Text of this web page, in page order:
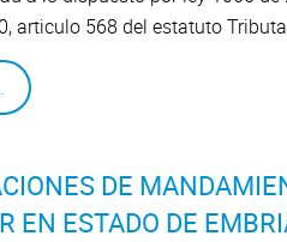
articulo 568 del estatuto
DE
EN ESTADO DE